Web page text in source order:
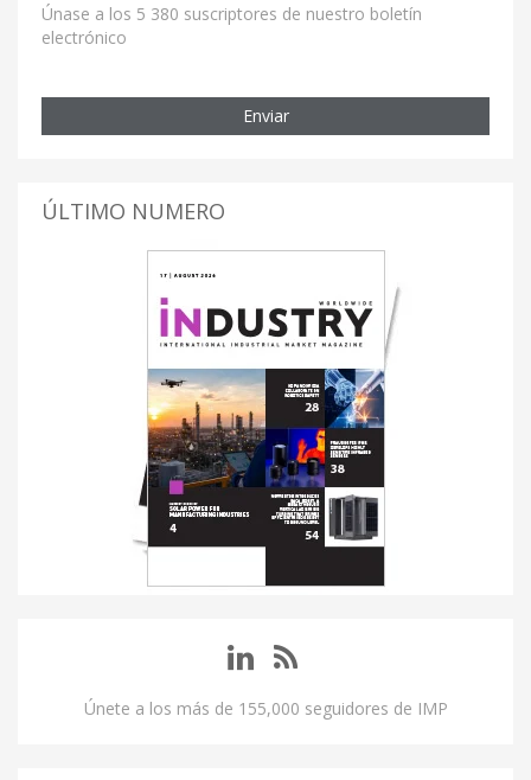
Únase a los 5 380 suscriptores de nuestro boletín
electrónico
Enviar
ÚLTIMO NUMERO
Únete a los más de 155,000 seguidores de IMP